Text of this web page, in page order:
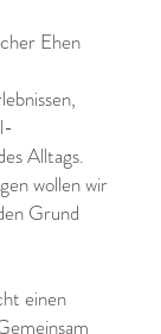
Ehen
Alltags.
wollen wir
Grund
einen